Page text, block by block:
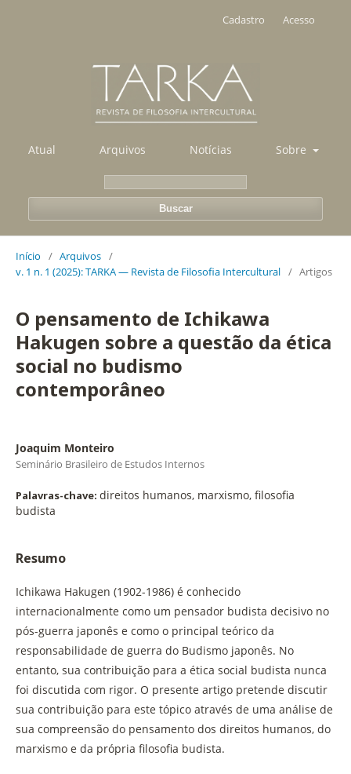
Atual Arquivos Notícias Sobre
Buscar
Cadastro Acesso
Início / Arquivos /
v. 1 n. 1 (2025): TARKA — Revista de Filosofia Intercultural / Artigos
O pensamento de Ichikawa
Hakugen sobre a questão da ética
social no budismo
contemporâneo
Joaquim Monteiro
Seminário Brasileiro de Estudos Internos
Palavras-chave: direitos humanos, marxismo, filosofia
budista
Resumo
Ichikawa Hakugen (1902-1986) é conhecido
internacionalmente como um pensador budista decisivo no
pós-guerra japonês e como o principal teórico da
responsabilidade de guerra do Budismo japonês. No
entanto, sua contribuição para a ética social budista nunca
foi discutida com rigor. O presente artigo pretende discutir
sua contribuição para este tópico através de uma análise de
sua compreensão do pensamento dos direitos humanos, do
marxismo e da própria filosofia budista.